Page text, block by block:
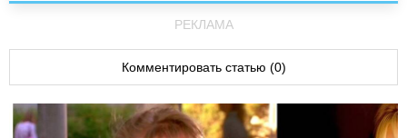
РЕКЛАМА
Комментировать статью (0)